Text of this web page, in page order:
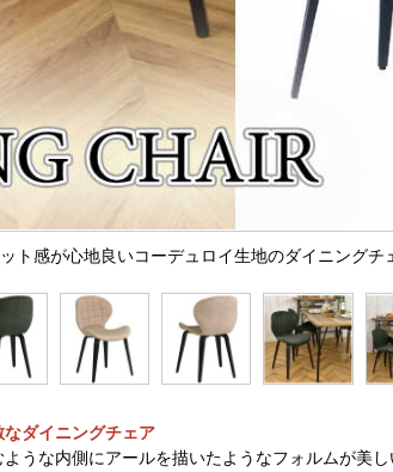
ト感が心地良いコーデュロイ生地のダイニングチ
ダイニングチェア
うな内側にアールを描いたようなフォルムが美し